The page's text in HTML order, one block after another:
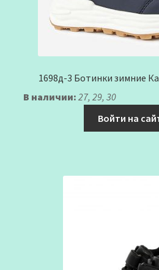
1698д-3 Ботинки зимние
В наличии: 27, 29, 30
Войти на